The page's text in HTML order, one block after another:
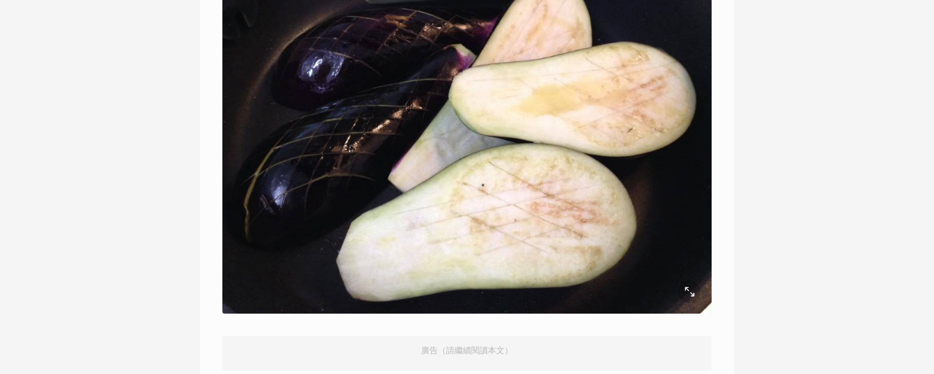
廣告（請繼續閱讀本文）